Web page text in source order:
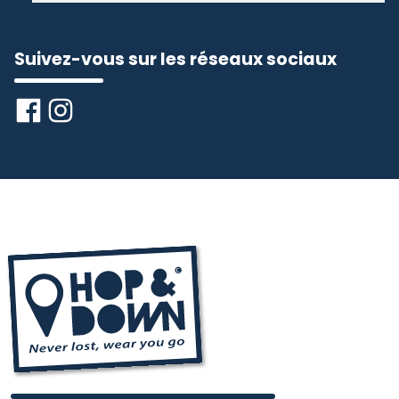
Suivez-vous sur les réseaux sociaux